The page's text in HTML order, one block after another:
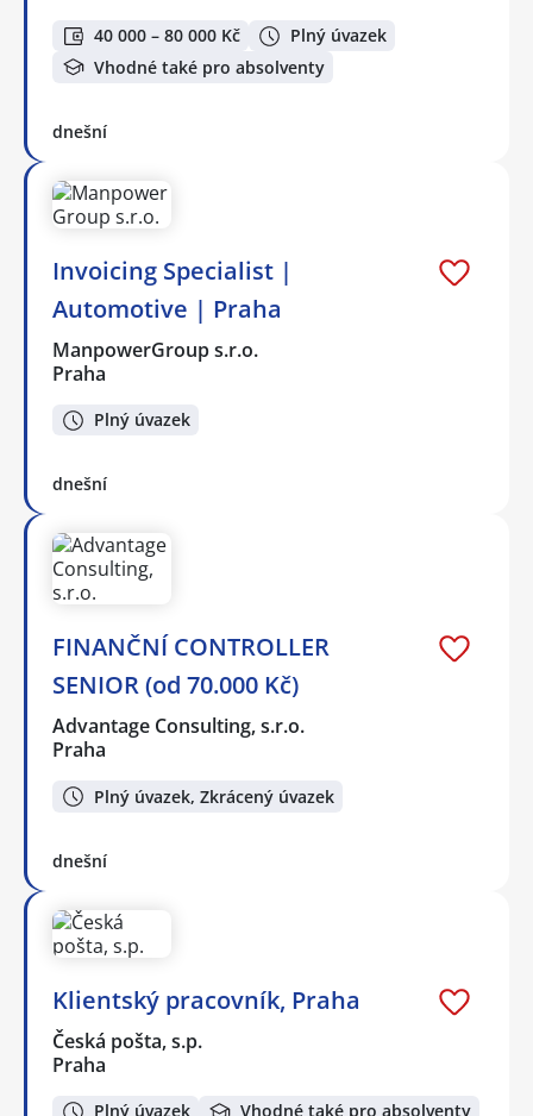
40 000 – 80 000 Kč
Plný úvazek
Vhodné také pro absolventy
dnešní
Invoicing Specialist |
Automotive | Praha
ManpowerGroup s.r.o.
Praha
Plný úvazek
dnešní
FINANČNÍ CONTROLLER
SENIOR (od 70.000 Kč)
Advantage Consulting, s.r.o.
Praha
Plný úvazek, Zkrácený úvazek
dnešní
Klientský pracovník, Praha
Česká pošta, s.p.
Praha
Plný úvazek Vhodné také pro absolventy